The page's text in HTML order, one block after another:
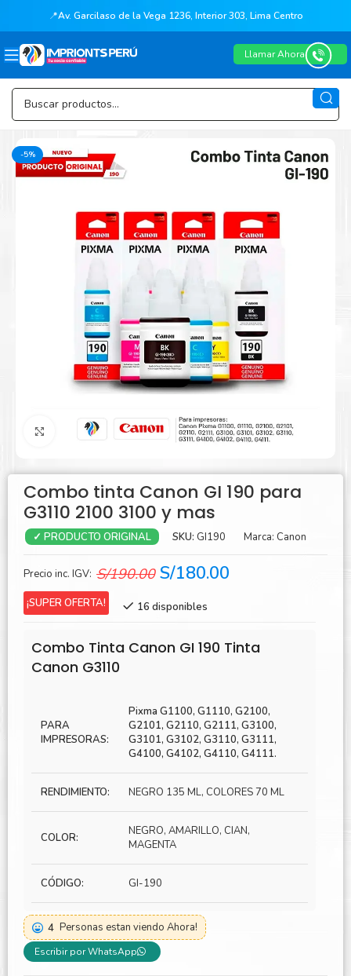
📍Av. Garcilaso de la Vega 1236, Interior 303, Lima Centro
Llamar Ahora
-5%
Agrandar
Combo tinta Canon GI 190 para
G3110 2100 3100 y mas
✓ PRODUCTO ORIGINAL SKU: GI190 Marca: Canon
Precio inc. IGV: S/190.00 El
original
S/190.00.
S/180.00
S/180.00.
¡SUPER OFERTA! 16 disponibles
Combo Tinta Canon GI 190 Tinta
Canon G3110
PARA
IMPRESORAS:
Pixma G1100, G1110, G2100,
G2101, G2110, G2111, G3100,
G3101, G3102, G3110, G3111,
G4100, G4102, G4110, G4111.
RENDIMIENTO: NEGRO 135 ML, COLORES 70 ML
COLOR:
NEGRO, AMARILLO, CIAN,
MAGENTA
CÓDIGO: GI-190
4 Personas estan viendo Ahora!
Escribir por WhatsApp